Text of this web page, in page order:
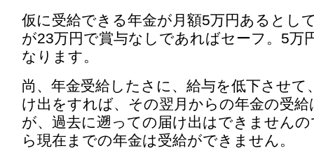
仮に受給できる年金が月額5万円あるとし
が23万円で賞与なしであればセーフ。5万
なります。
尚、年金受給したさに、給与を低下させて
け出をすれば、その翌月からの年金の受給
が、過去に遡っての届け出はできません
ら現在までの年金は受給ができません。